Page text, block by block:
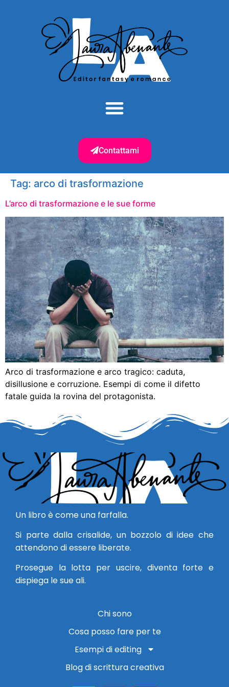
Contattami
Tag: arco di trasformazione
L’arco di trasformazione e le sue forme
Arco di trasformazione e arco tragico: caduta,
disillusione e corruzione. Esempi di come il difetto
fatale guida la rovina del protagonista.
Un libro è come una farfalla.
Si parte dalla crisalide, un bozzolo di idee che
attendono di essere liberate.
Prosegue la lotta per uscire, diventa forte e
dispiega le sue ali.
Chi sono
Cosa posso fare per te
Esempi di editing
Blog di scrittura creativa